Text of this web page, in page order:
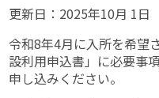
更新日： 2025年10月 1日
令和8年4月に入所を希望
設利用申込書」に必要事
申し込みください。